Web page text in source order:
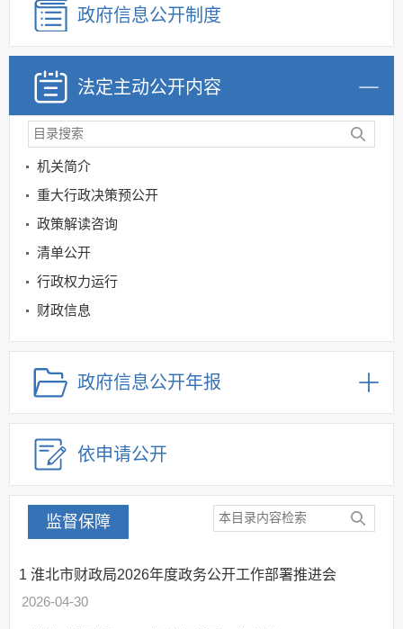
政府信息公开制度
法定主动公开内容
机关简介
重大行政决策预公开
政策解读咨询
清单公开
行政权力运行
财政信息
惠民惠农补贴领域
公共资源交易领域
金融领域
规划信息
建议提案办理
公务员及事业单位招录
应急管理
回应关切
监督保障
其他法定信息
政府信息公开年报
依申请公开
监督保障
1 淮北市财政局2026年度政务公开工作部署推进会
2026-04-30